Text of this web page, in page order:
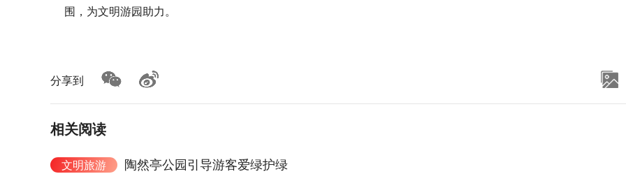
围，为文明游园助力。
分享到
相关阅读
文明旅游 陶然亭公园引导游客爱绿护绿